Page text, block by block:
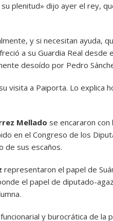
plenitud» dijo ayer el rey,
y si necesitan ayuda,
a su Guardia Real desde
desoído por Pedro
visita a Paiporta. Lo explica
Mellado se encararon
en el Congreso de los
de sus escaños.
representaron el papel de
el papel de diputado-
y burocrática de la